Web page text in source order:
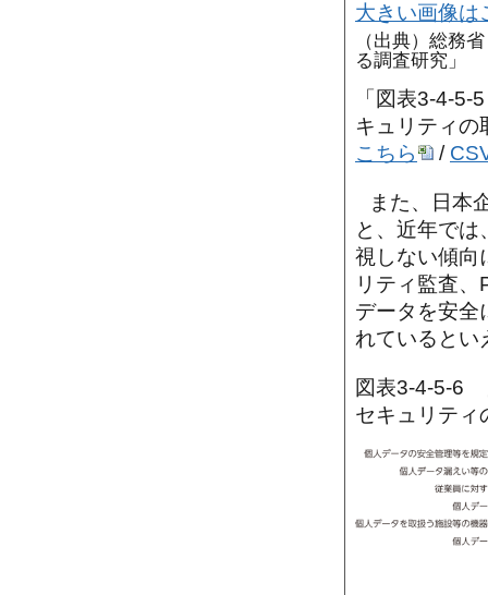
大きい画像
（出典）総務
る調査研究」
「図表3-4-
キュリティの
こちら
/
また、日本
と、近年で
視しない傾向
リティ監査
データを安全
れているとい
図表3-4-5-6
セキュリティ